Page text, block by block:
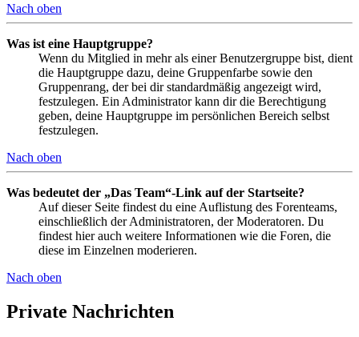
Nach oben
Was ist eine Hauptgruppe?
Wenn du Mitglied in mehr als einer Benutzergruppe bist, dient
die Hauptgruppe dazu, deine Gruppenfarbe sowie den
Gruppenrang, der bei dir standardmäßig angezeigt wird,
festzulegen. Ein Administrator kann dir die Berechtigung
geben, deine Hauptgruppe im persönlichen Bereich selbst
festzulegen.
Nach oben
Was bedeutet der „Das Team“-Link auf der Startseite?
Auf dieser Seite findest du eine Auflistung des Forenteams,
einschließlich der Administratoren, der Moderatoren. Du
findest hier auch weitere Informationen wie die Foren, die
diese im Einzelnen moderieren.
Nach oben
Private Nachrichten